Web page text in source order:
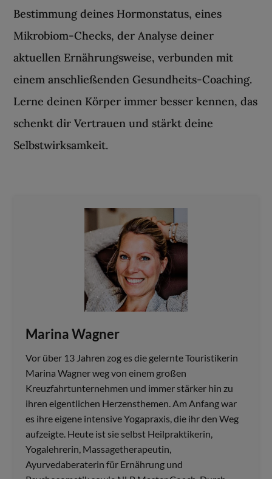
Bestimmung deines Hormonstatus, eines
Mikrobiom-Checks, der Analyse deiner
aktuellen Ernährungsweise, verbunden mit
einem anschließenden Gesundheits-Coaching.
Lerne deinen Körper immer besser kennen, das
schenkt dir Vertrauen und stärkt deine
Selbstwirksamkeit.
Marina Wagner
Vor über 13 Jahren zog es die gelernte Touristikerin
Marina Wagner weg von einem großen
Kreuzfahrtunternehmen und immer stärker hin zu
ihren eigentlichen Herzensthemen. Am Anfang war
es ihre eigene intensive Yogapraxis, die ihr den Weg
aufzeigte. Heute ist sie selbst Heilpraktikerin,
Yogalehrerin, Massagetherapeutin,
Ayurvedaberaterin für Ernährung und